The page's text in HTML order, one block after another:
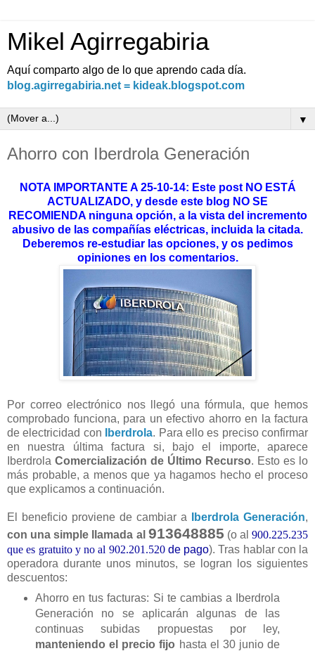
Mikel Agirregabiria
Aquí comparto algo de lo que aprendo cada día.
blog.agirregabiria.net = kideak.blogspot.com
▼
Ahorro con Iberdrola Generación
NOTA IMPORTANTE A 25-10-14: Este post NO ESTÁ
ACTUALIZADO, y desde este blog NO SE
RECOMIENDA ninguna opción, a la vista del incremento
abusivo de las compañías eléctricas, incluida la citada.
Deberemos re-estudiar las opciones, y os pedimos
opiniones en los comentarios.
Por correo electrónico nos llegó una fórmula, que hemos
comprobado funciona, para un efectivo ahorro en la factura
de electricidad con
Iberdrola. Para ello es preciso confirmar
en nuestra última factura si, bajo el importe, aparece
Iberdrola Comercialización de Último Recurso. Esto es lo
más probable, a menos que ya hagamos hecho el proceso
que explicamos a continuación.
El beneficio proviene de cambiar a Iberdrola Generación,
con una simple llamada al 913648885 (o al 900.225.235
que es gratuito y no al 902.201.520 de pago). Tras hablar con la
operadora durante unos minutos, se logran los siguientes
descuentos:
Ahorro en tus facturas: Si te cambias a Iberdrola
Generación no se aplicarán algunas de las
continuas subidas propuestas por ley,
manteniendo el precio fijo hasta el 30 junio de